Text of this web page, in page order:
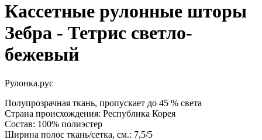
Кассетные рулонные шторы
Зебра - Тетрис светло-
бежевый
Рулонка.рус
Полупрозрачная ткань, пропускает до 45 % света
Страна происхождения: Республика Корея
Состав: 100% полиэстер
Ширина полос ткань/сетка, см.: 7,5/5